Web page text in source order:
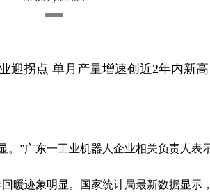
迎拐点 单月产量增速创近2年内新高
”广东一工业机器人企业相关负责人表示
迹象明显。国家统计局最新数据显示